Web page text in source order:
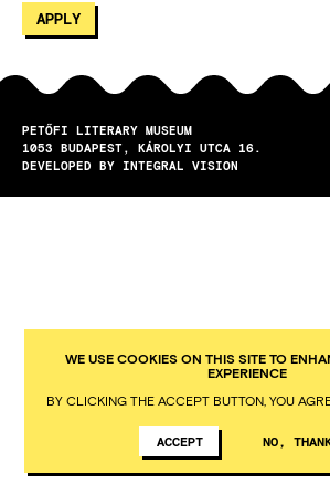
PETŐFI LITERARY MUSEUM
1053
BUDAPEST
KÁROLYI UTCA 16.
DEVELOPED BY INTEGRAL VISION
WE USE COOKIES ON THIS SITE TO
EXPERIENCE
BY CLICKING THE ACCEPT BUTTON, YOU
ACCEPT NO,